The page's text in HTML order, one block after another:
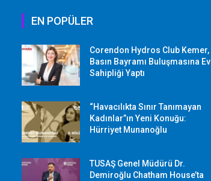
EN POPÜLER
Corendon Hydros Club Kemer,
Basın Bayramı Buluşmasına Ev
Sahipliği Yaptı
“Havacılıkta Sınır Tanımayan
Kadınlar”ın Yeni Konuğu:
Hürriyet Munanoğlu
TUSAŞ Genel Müdürü Dr.
Demiroğlu Chatham House’ta